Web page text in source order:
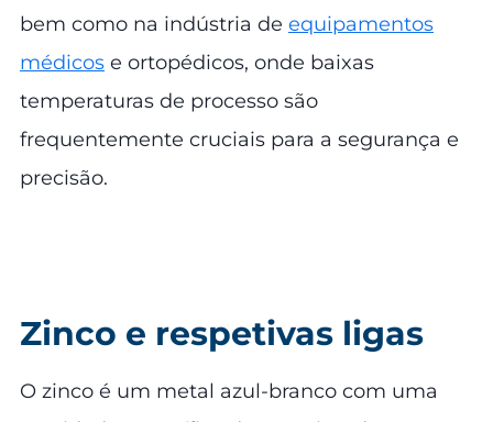
bem como na indústria de equipamentos
médicos e ortopédicos, onde baixas
temperaturas de processo são
frequentemente cruciais para a segurança e
precisão.
Zinco e respetivas ligas
O zinco é um metal azul-branco com uma